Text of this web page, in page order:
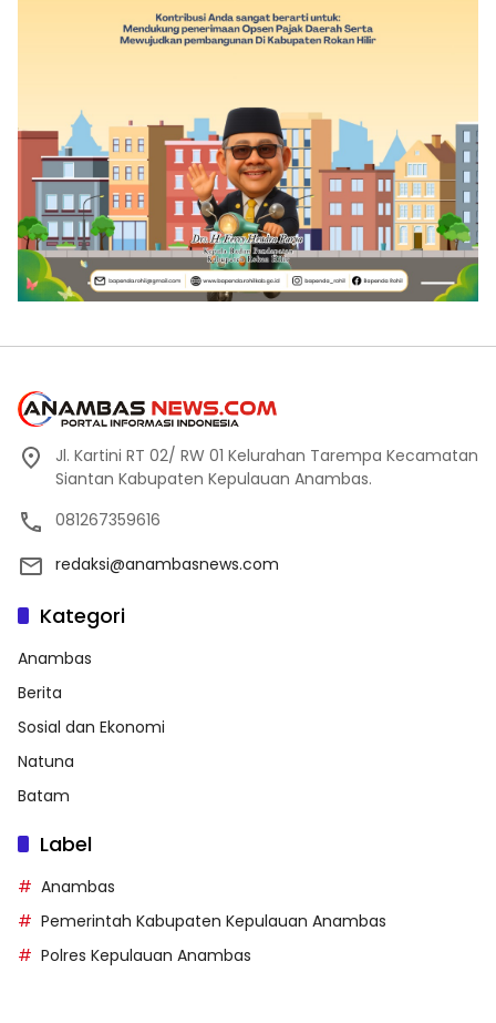
Jl. Kartini RT 02/ RW 01 Kelurahan Tarempa Kecamatan
Siantan Kabupaten Kepulauan Anambas.
081267359616
redaksi@anambasnews.com
Kategori
Anambas
Berita
Sosial dan Ekonomi
Natuna
Batam
Label
Anambas
Pemerintah Kabupaten Kepulauan Anambas
Polres Kepulauan Anambas